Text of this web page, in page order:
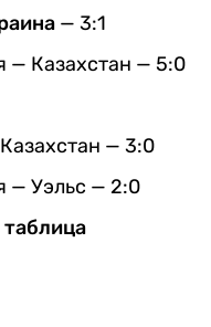
— 3:1
— Казахстан — 5:0
— 3:0
— Уэльс — 2:0